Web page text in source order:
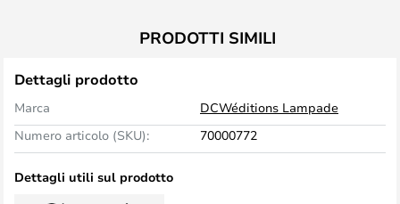
PRODOTTI SIMILI
Dettagli prodotto
Marca
DCWéditions Lampade
Numero articolo (SKU):
70000772
Dettagli utili sul prodotto